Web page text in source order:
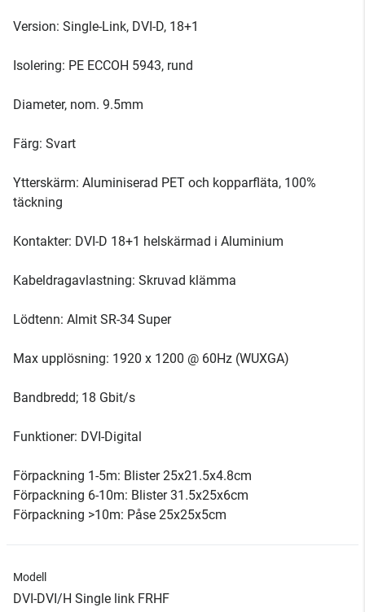
Version: Single-Link, DVI-D, 18+1
Isolering: PE ECCOH 5943, rund
Diameter, nom. 9.5mm
Färg: Svart
Ytterskärm: Aluminiserad PET och kopparfläta, 100%
täckning
Kontakter: DVI-D 18+1 helskärmad i Aluminium
Kabeldragavlastning: Skruvad klämma
Lödtenn: Almit SR-34 Super
Max upplösning: 1920 x 1200 @ 60Hz (WUXGA)
Bandbredd; 18 Gbit/s
Funktioner: DVI-Digital
Förpackning 1-5m: Blister 25x21.5x4.8cm
Förpackning 6-10m: Blister 31.5x25x6cm
Förpackning >10m: Påse 25x25x5cm
Modell
DVI-DVI/H Single link FRHF